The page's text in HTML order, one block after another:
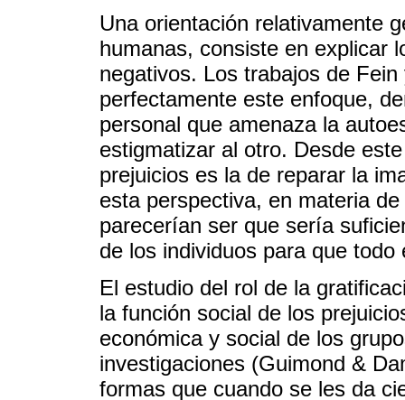
Una orientación relativamente
humanas, consiste en explicar
negativos. Los trabajos de
perfectamente este enfoque,
personal que amenaza la
estigmatizar al otro. Desde
prejuicios es la de reparar la
esta perspectiva, en materia
parecerían ser que sería
de los individuos para que todo
El estudio del rol de la
la función social de los
económica y social de los
investigaciones (Guimond &
formas que cuando se les da